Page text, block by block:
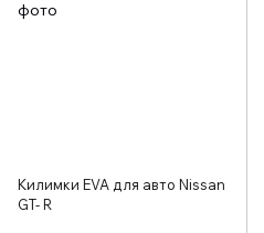
Килимки EVA для авто Nissan
GT- R